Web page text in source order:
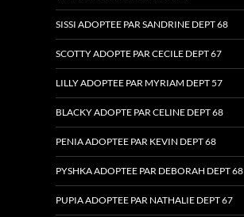
SISSI ADOPTEE PAR SANDRINE DEPT 68
SCOTTY ADOPTE PAR CECILE DEPT 67
LILLY ADOPTEE PAR MYRIAM DEPT 57
BLACKY ADOPTE PAR CELINE DEPT 68
PENIA ADOPTEE PAR KEVIN DEPT 68
PYSHKA ADOPTEE PAR DEBORAH DEPT 68
PUPIA ADOPTEE PAR NATHALIE DEPT 67